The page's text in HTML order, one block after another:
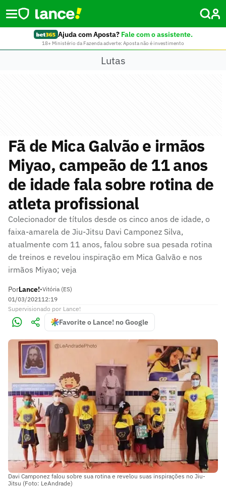
Ajuda com Aposta? Fale com o assistente.
18+ Ministério da Fazenda adverte: Aposta não é investimento
Lutas
Fã de Mica Galvão e irmãos
Miyao, campeão de 11 anos
de idade fala sobre rotina de
atleta profissional
Colecionador de títulos desde os cinco anos de idade, o
faixa-amarela de Jiu-Jitsu Davi Camponez Silva,
atualmente com 11 anos, falou sobre sua pesada rotina
de treinos e revelou inspiração em Mica Galvão e nos
irmãos Miyao; veja
PorLance!•Vitória (ES)
01/03/202112:19
Supervisionado por Lance!
Favorite o Lance! no Google
Davi Camponez falou sobre sua rotina e revelou suas inspirações no Jiu-
Jitsu (Foto: LeAndrade)